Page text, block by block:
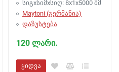
სიგxსიმxსიღ: 8x1x5000 მმ
Maytoni (გერმანია)
დაზუსტება
120 ლარი.
ყიდვა